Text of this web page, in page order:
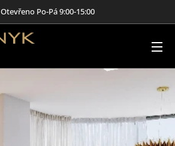
Otevřeno Po-Pá 9:00-15:00